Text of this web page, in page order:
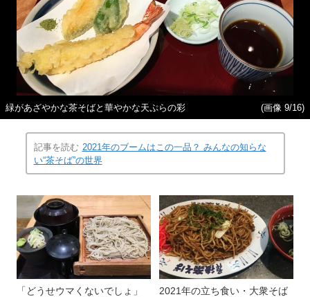
緑があざやかな茶そばと華やかな天ぷらの彩 (画像 9/16)
記事を読む 2021年のブームはこの一品？ みんなの知らな
い“茶そば”の世界
「どうせウマくないでしょ」
2021年の立ち食い・大衆そば